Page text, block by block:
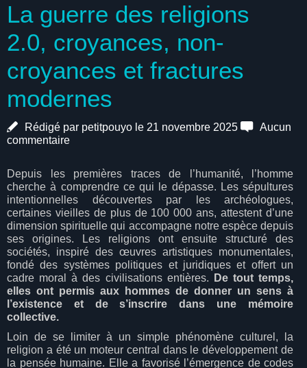
La guerre des religions
2.0, croyances, non-
croyances et fractures
modernes
Rédigé par petitpouyo le 21 novembre 2025
Aucun
commentaire
Depuis les premières traces de l’humanité, l’homme
cherche à comprendre ce qui le dépasse. Les sépultures
intentionnelles découvertes par les archéologues,
certaines vieilles de plus de 100 000 ans, attestent d’une
dimension spirituelle qui accompagne notre espèce depuis
ses origines. Les religions ont ensuite structuré des
sociétés, inspiré des œuvres artistiques monumentales,
fondé des systèmes politiques et juridiques et offert un
cadre moral à des civilisations entières.
De tout temps,
elles ont permis aux hommes de donner un sens à
l’existence et de s’inscrire dans une mémoire
collective.
Loin de se limiter à un simple phénomène culturel, la
religion a été un moteur central dans le développement de
la pensée humaine. Elle a favorisé l’émergence de codes